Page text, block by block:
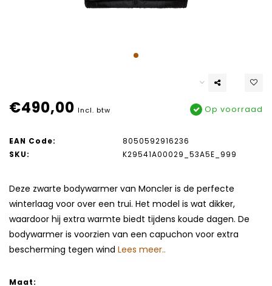
€490,00 Incl. btw Op voorraad
EAN Code:
8050592916236
SKU:
K29541A00029_53A5E_999
Deze zwarte bodywarmer van Moncler is de perfecte
winterlaag voor over een trui. Het model is wat dikker,
waardoor hij extra warmte biedt tijdens koude dagen. De
bodywarmer is voorzien van een capuchon voor extra
bescherming tegen wind Lees meer..
Maat: